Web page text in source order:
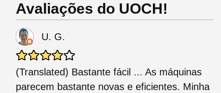
Avaliações do UOCH!
U. G.
(Translated) Bastante fácil ... As máquinas
parecem bastante novas e eficientes. Minha